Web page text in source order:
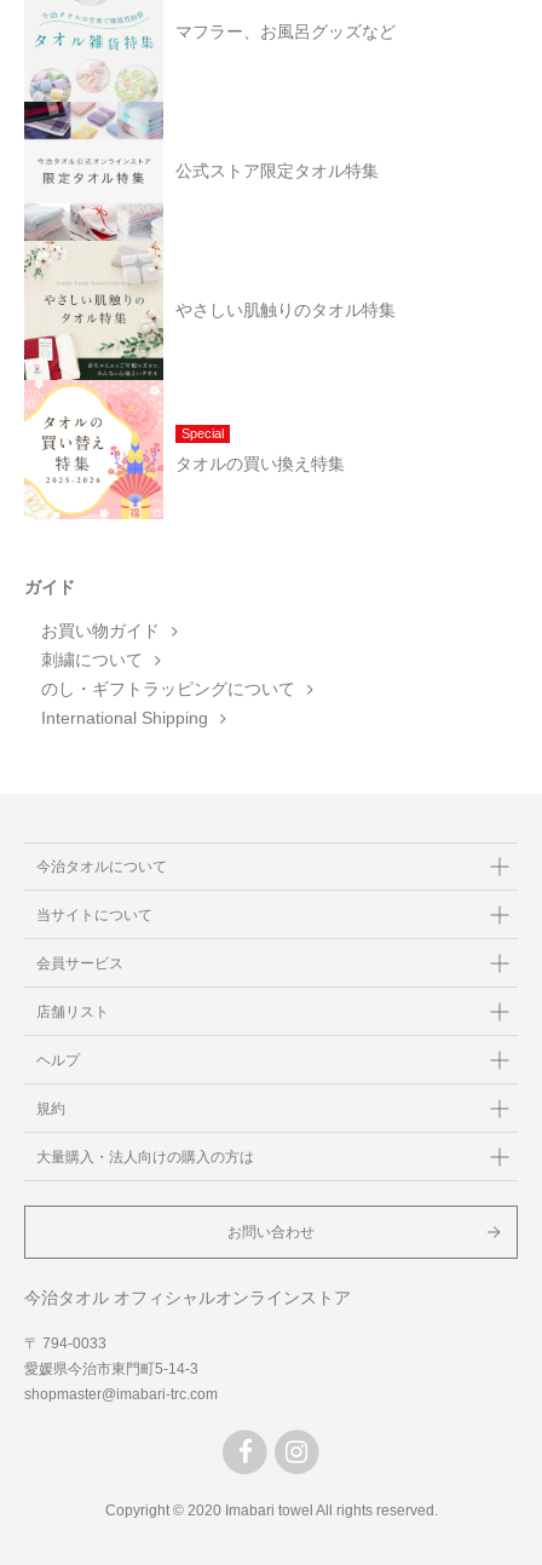
マフラー、お風呂グッズなど
公式ストア限定タオル特集
やさしい肌触りのタオル特集
Special
タオルの買い換え特集
ガイド
お買い物ガイド
刺繍について
のし・ギフトラッピングについて
International Shipping
今治タオルについて
当サイトについて
会員サービス
店舗リスト
ヘルプ
規約
大量購入・法人向けの購入の方は
お問い合わせ
今治タオル オフィシャルオンラインストア
〒 794-0033
愛媛県今治市東門町5-14-3
shopmaster@imabari-trc.com
Copyright © 2020 Imabari towel All rights reserved.